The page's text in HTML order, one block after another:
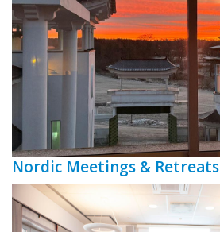
Nordic Meetings & Retreats